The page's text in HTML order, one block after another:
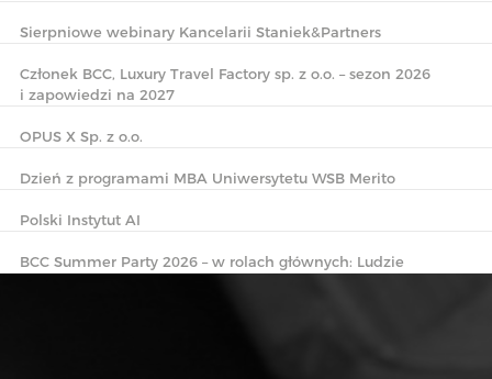
Sierpniowe webinary Kancelarii Staniek&Partners
Członek BCC, Luxury Travel Factory sp. z o.o. – sezon 2026
i zapowiedzi na 2027
OPUS X Sp. z o.o.
Dzień z programami MBA Uniwersytetu WSB Merito
Polski Instytut AI
BCC Summer Party 2026 – w rolach głównych: Ludzie